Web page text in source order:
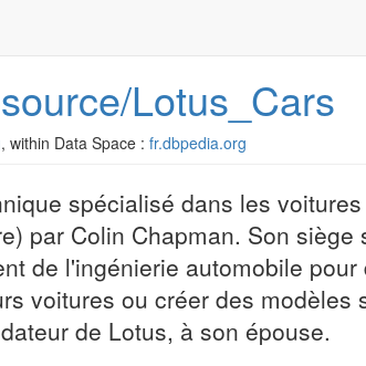
Lotus_Cars
, within Data Space : fr.dbpedia.org
spécialisé dans les
par Colin Chapman. Son siège
de l'ingénierie automobile pour
voitures ou créer des modèles
de Lotus, à son épouse.